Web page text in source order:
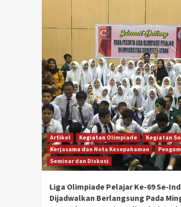
Artikel Kegiatan Olimpiade
Kegiatan
Kerjasama dan Nota Kesepahaman
Seminar dan Diskusi
Liga Olimpiade Pelajar Ke-69 Se-
Dijadwalkan Berlangsung Pada